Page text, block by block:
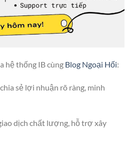
hệ thống IB cùng Blog Ngoại Hối:
sẻ lợi nhuận rõ ràng, minh
dịch chất lượng, hỗ trợ xây